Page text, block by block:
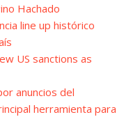
Hachado
line up histórico
US sanctions as
anuncios del
herramienta para